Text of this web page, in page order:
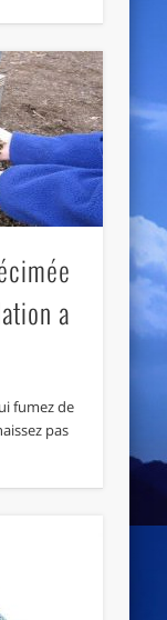
a
fumez de
pas